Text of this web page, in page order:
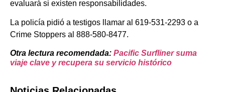
evaluará si existen responsabilidades.
La policía pidió a testigos llamar al 619-531-2293 o a
Crime Stoppers al 888-580-8477.
Otra lectura recomendada: Pacific Surfliner suma
viaje clave y recupera su servicio histórico